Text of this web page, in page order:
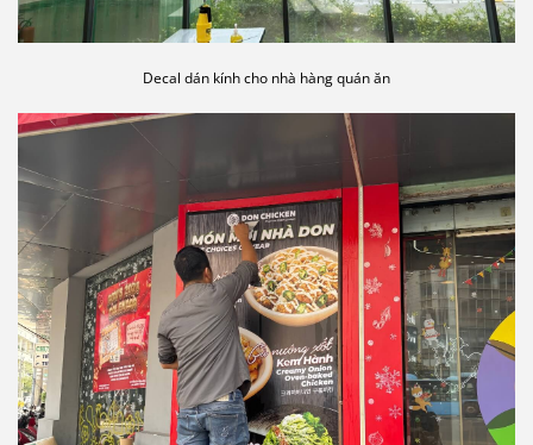
Decal dán kính cho nhà hàng quán ăn